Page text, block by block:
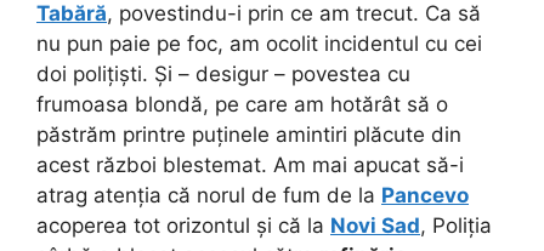
Tabără, povestindu-i prin ce am trecut. Ca să
nu pun paie pe foc, am ocolit incidentul cu cei
doi polițiști. Și – desigur – povestea cu
frumoasa blondă, pe care am hotărât să o
păstrăm printre puținele amintiri plăcute din
acest război blestemat. Am mai apucat să-i
atrag atenția că norul de fum de la Pancevo
acoperea tot orizontul și că la Novi Sad, Poliția